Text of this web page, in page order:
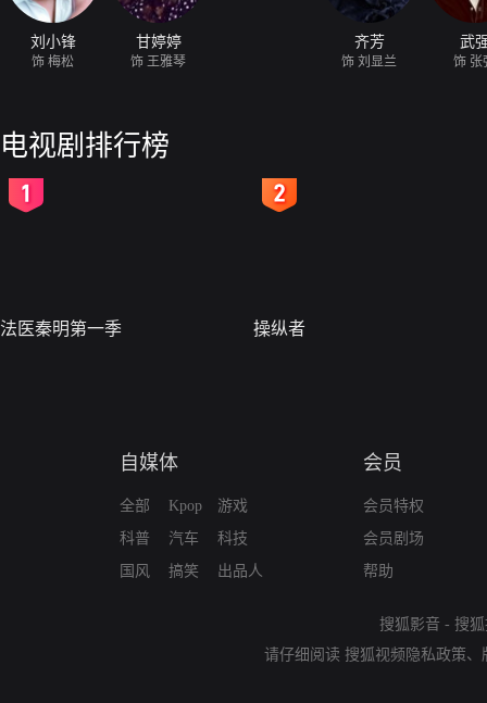
刘小锋
饰 梅松
甘婷婷
饰 王雅琴
齐芳
饰 刘显兰
武
饰 张
电视剧排行榜
法医秦明第一季 操纵者
自媒体
全部
科普
国风
Kpop
汽车
搞笑
游戏
科技
出品人
会员
会员特权
会员剧场
帮助
搜狐影音 - 搜
请仔细阅读 搜狐视频隐私政策、